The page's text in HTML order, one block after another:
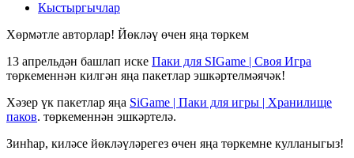
Кыстыргычлар
Хөрмәтле авторлар! Йөкләү өчен яңа төркем
13 апрельдән башлап иске Паки для SIGame | Своя Игра
төркеменнән килгән яңа пакетлар эшкәртелмәячәк!
Хәзер үк пакетлар яңа SiGame | Паки для игры | Хранилище
паков. төркеменнән эшкәртелә.
Зинһар, киләсе йөкләүләрегез өчен яңа төркемне кулланыгыз!